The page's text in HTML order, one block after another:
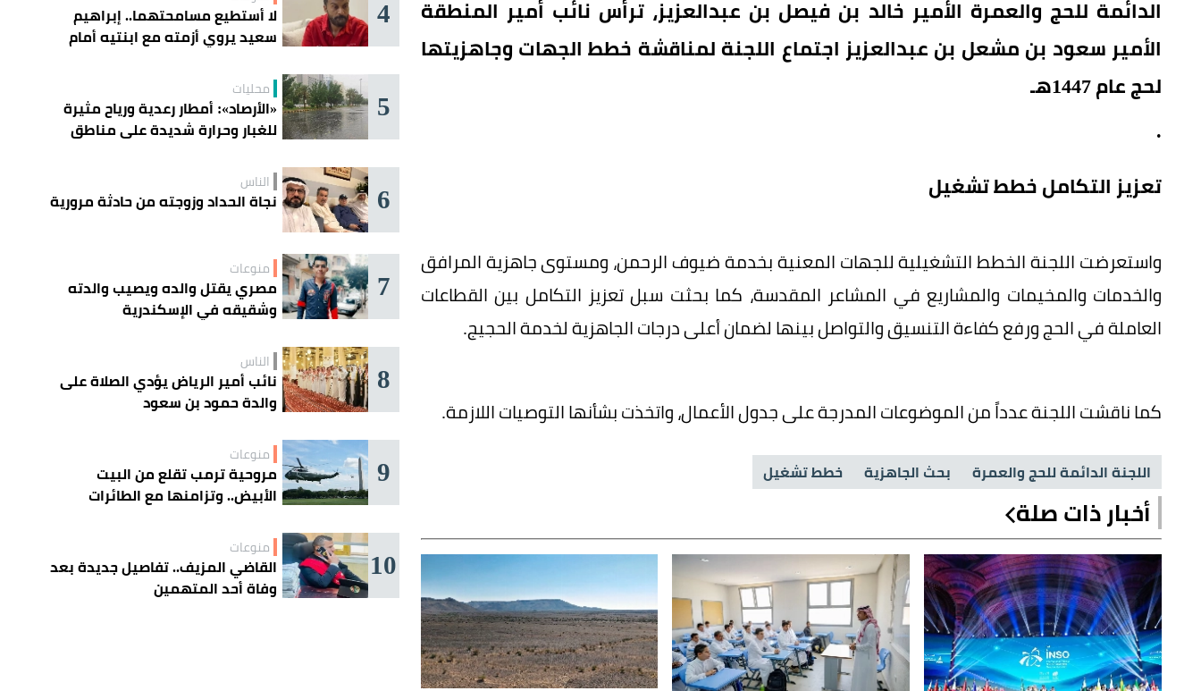
الدائمة للحج والعمرة الأمير خالد بن فيصل بن عبدالعزيز، ترأس نائب أمير المنطقة
الأمير سعود بن مشعل بن عبدالعزيز اجتماع اللجنة لمناقشة خطط الجهات وجاهزيتها
لحج عام 1447هـ
.
تعزيز التكامل خطط تشغيل
واستعرضت اللجنة الخطط التشغيلية للجهات المعنية بخدمة ضيوف الرحمن، ومستوى جاهزية المرافق
والخدمات والمخيمات والمشاريع في المشاعر المقدسة، كما بحثت سبل تعزيز التكامل بين القطاعات
العاملة في الحج ورفع كفاءة التنسيق والتواصل بينها لضمان أعلى درجات الجاهزية لخدمة الحجيج.
كما ناقشت اللجنة عدداً من الموضوعات المدرجة على جدول الأعمال، واتخذت بشأنها التوصيات اللازمة.
اللجنة الدائمة للحج والعمرة بحث الجاهزية خطط تشغيل
أخبار ذات صلة
4
لا أستطيع مسامحتهما.. إبراهيم
سعيد يروي أزمته مع ابنتيه أمام
5 محليات
«الأرصاد»: أمطار رعدية ورياح مثيرة
للغبار وحرارة شديدة على مناطق
6 الناس
نجاة الحداد وزوجته من حادثة مرورية
7 منوعات
مصري يقتل والده ويصيب والدته
وشقيقه في الإسكندرية
8 الناس
نائب أمير الرياض يؤدي الصلاة على
والدة حمود بن سعود
9 منوعات
مروحية ترمب تقلع من البيت
الأبيض.. وتزامنها مع الطائرات
10 منوعات
القاضي المزيف.. تفاصيل جديدة بعد
وفاة أحد المتهمين